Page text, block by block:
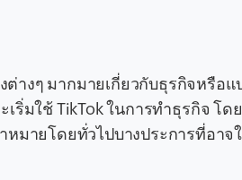
างๆ มากมายเกี่ยวกับธุรกิจหรือแ
มใช้ TikTok ในการทำธุรกิจ โด
มายโดยทั่วไปบางประการที่อาจ